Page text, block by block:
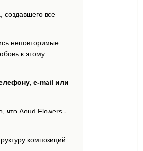
создавшего все
неповторимые
к этому
e-mail или
что Aoud Flowers -
композиций.